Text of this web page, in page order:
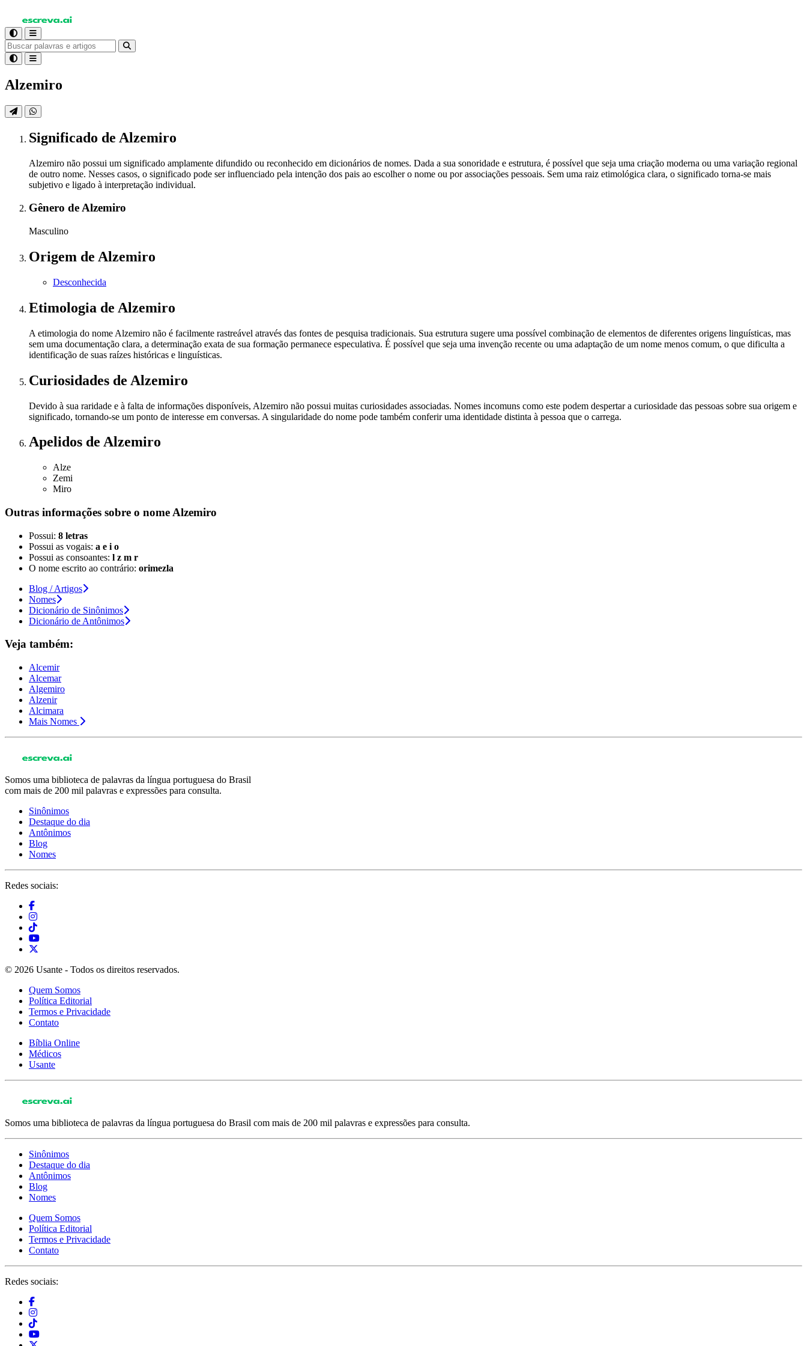
Alzemiro
Significado de Alzemiro
Alzemiro não possui um significado amplamente difundido ou reconhecido em dicionários de nomes. Dada a sua sonoridade e estrutura, é possível que seja uma criação moderna ou uma variação regional
de outro nome. Nesses casos, o significado pode ser influenciado pela intenção dos pais ao escolher o nome ou por associações pessoais. Sem uma raiz etimológica clara, o significado torna-se mais
subjetivo e ligado à interpretação individual.
Gênero de Alzemiro
Masculino
Origem de Alzemiro
Desconhecida
Etimologia de Alzemiro
A etimologia do nome Alzemiro não é facilmente rastreável através das fontes de pesquisa tradicionais. Sua estrutura sugere uma possível combinação de elementos de diferentes origens linguísticas, mas
sem uma documentação clara, a determinação exata de sua formação permanece especulativa. É possível que seja uma invenção recente ou uma adaptação de um nome menos comum, o que dificulta a
identificação de suas raízes históricas e linguísticas.
Curiosidades de Alzemiro
Devido à sua raridade e à falta de informações disponíveis, Alzemiro não possui muitas curiosidades associadas. Nomes incomuns como este podem despertar a curiosidade das pessoas sobre sua origem e
significado, tornando-se um ponto de interesse em conversas. A singularidade do nome pode também conferir uma identidade distinta à pessoa que o carrega.
Apelidos de Alzemiro
Alze
Zemi
Miro
Outras informações sobre o nome Alzemiro
Possui: 8 letras
Possui as vogais: a e i o
Possui as consoantes: l z m r
O nome escrito ao contrário: orimezla
Blog / Artigos
Nomes
Dicionário de Sinônimos
Dicionário de Antônimos
Veja também:
Alcemir
Alcemar
Algemiro
Alzenir
Alcimara
Mais Nomes
Somos uma biblioteca de palavras da língua portuguesa do Brasil
com mais de 200 mil palavras e expressões para consulta.
Sinônimos
Destaque do dia
Antônimos
Blog
Nomes
Redes sociais:
© 2026 Usante - Todos os direitos reservados.
Quem Somos
Política Editorial
Termos e Privacidade
Contato
Bíblia Online
Médicos
Usante
Somos uma biblioteca de palavras da língua portuguesa do Brasil com mais de 200 mil palavras e expressões para consulta.
Sinônimos
Destaque do dia
Antônimos
Blog
Nomes
Quem Somos
Política Editorial
Termos e Privacidade
Contato
Redes sociais: